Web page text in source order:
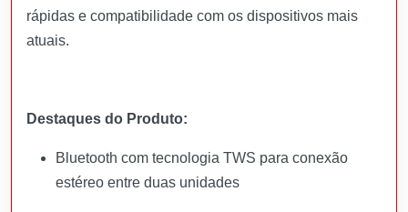
rápidas e compatibilidade com os dispositivos mais
atuais.
Destaques do Produto:
Bluetooth com tecnologia TWS para conexão
estéreo entre duas unidades